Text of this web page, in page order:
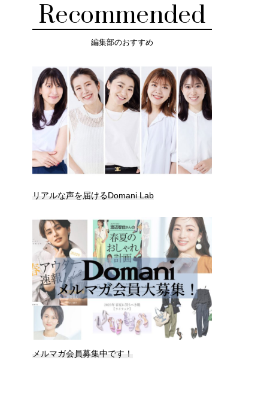
Recommended
編集部のおすすめ
リアルな声を届けるDomani Lab
メルマガ会員募集中です！